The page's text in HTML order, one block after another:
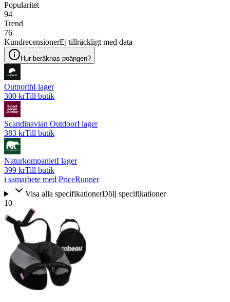
Popularitet
94
Trend
76
KundrecensionerEj tillräckligt med data
Hur beräknas poängen?
OutnorthI lager
300 krTill butik
Scandinavian OutdoorI lager
383 krTill butik
NaturkompanietI lager
399 krTill butik
i samarbete med PriceRunner
Visa alla specifikationerDölj specifikationer
10